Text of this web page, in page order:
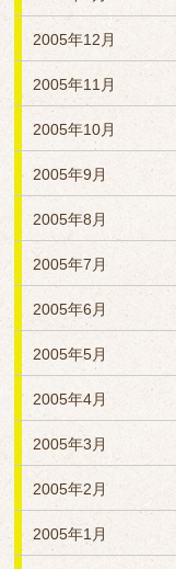
2005年12月
2005年11月
2005年10月
2005年9月
2005年8月
2005年7月
2005年6月
2005年5月
2005年4月
2005年3月
2005年2月
2005年1月